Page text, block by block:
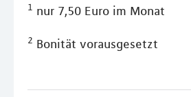
1 nur 7,50 Euro im Monat
2 Bonität vorausgesetzt